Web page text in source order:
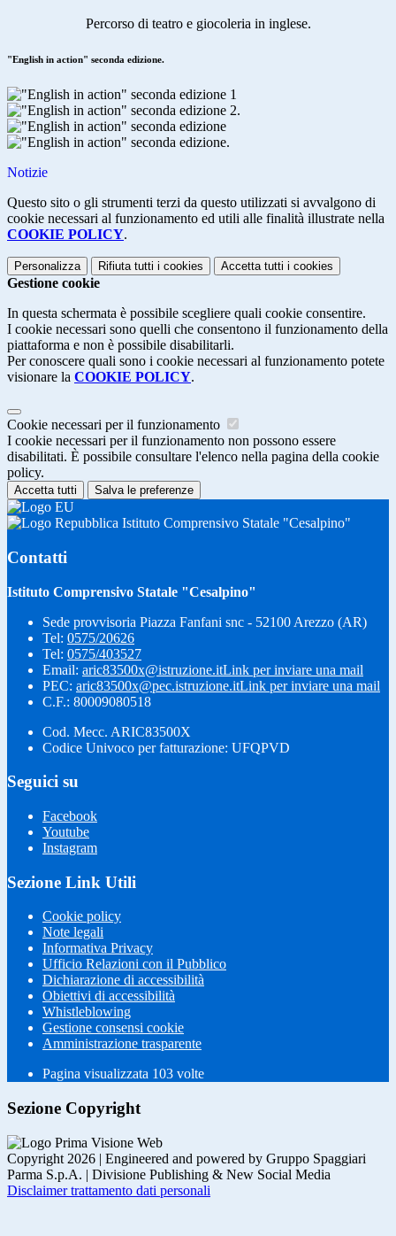
Percorso di teatro e giocoleria in inglese.
"English in action" seconda edizione.
Notizie
Questo sito o gli strumenti terzi da questo utilizzati si avvalgono di
cookie necessari al funzionamento ed utili alle finalità illustrate nella
COOKIE POLICY.
Personalizza Rifiuta tutti i cookies Accetta tutti i cookies
Gestione cookie
In questa schermata è possibile scegliere quali cookie consentire.
I cookie necessari sono quelli che consentono il funzionamento della
piattaforma e non è possibile disabilitarli.
Per conoscere quali sono i cookie necessari al funzionamento potete
visionare la COOKIE POLICY.
Cookie necessari per il funzionamento
I cookie necessari per il funzionamento non possono essere
disabilitati. È possibile consultare l'elenco nella pagina della cookie
policy.
Accetta tutti Salva le preferenze
Istituto Comprensivo Statale "Cesalpino"
Contatti
Istituto Comprensivo Statale "Cesalpino"
Sede provvisoria Piazza Fanfani snc - 52100 Arezzo (AR)
Tel: 0575/20626
Tel: 0575/403527
Email: aric83500x@istruzione.itLink per inviare una mail
PEC: aric83500x@pec.istruzione.itLink per inviare una mail
C.F.: 80009080518
Cod. Mecc. ARIC83500X
Codice Univoco per fatturazione: UFQPVD
Seguici su
Facebook
Youtube
Instagram
Sezione Link Utili
Cookie policy
Note legali
Informativa Privacy
Ufficio Relazioni con il Pubblico
Dichiarazione di accessibilità
Obiettivi di accessibilità
Whistleblowing
Gestione consensi cookie
Amministrazione trasparente
Pagina visualizzata 103 volte
Sezione Copyright
Copyright 2026 | Engineered and powered by Gruppo Spaggiari
Parma S.p.A. | Divisione Publishing & New Social Media
Disclaimer trattamento dati personali